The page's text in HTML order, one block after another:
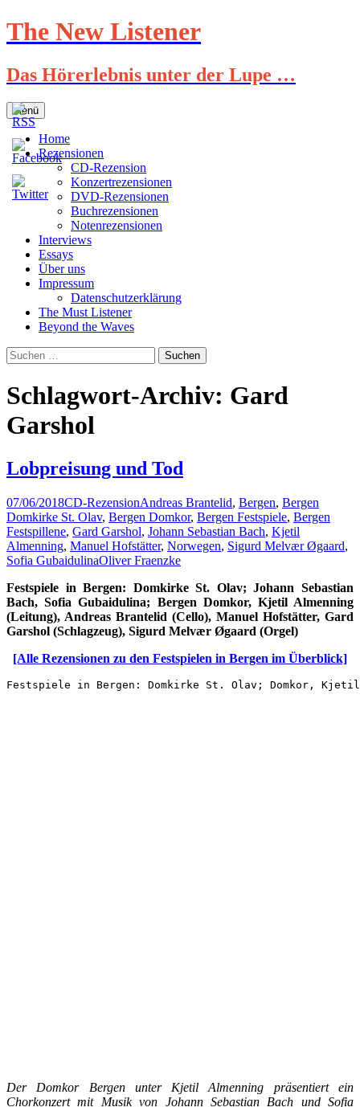
Zum
Inhalt
The New Listener
Das Hörerlebnis unter der Lupe …
Menü
Home
Rezensionen
CD-Rezension
Konzertrezensionen
DVD-Rezensionen
Buchrezensionen
Notenrezensionen
Interviews
Essays
Über uns
Impressum
Datenschutzerklärung
The Must Listener
Beyond the Waves
Suchen
nach:
Schlagwort-Archiv: Gard
Garshol
Lobpreisung und Tod
07/06/2018CD-RezensionAndreas Brantelid, Bergen, Bergen
Domkirke St. Olav, Bergen Domkor, Bergen Festspiele, Bergen
Festspillene, Gard Garshol, Johann Sebastian Bach, Kjetil
Almenning, Manuel Hofstätter, Norwegen, Sigurd Melvær Øgaard,
Sofia GubaidulinaOliver Fraenzke
Festspiele in Bergen: Domkirke St. Olav; Johann Sebastian
Bach, Sofia Gubaidulina; Bergen Domkor, Kjetil Almenning
(Leitung), Andreas Brantelid (Cello), Manuel Hofstätter, Gard
Garshol (Schlagzeug), Sigurd Melvær Øgaard (Orgel)
[Alle Rezensionen zu den Festspielen in Bergen im Überblick]
Festspiele in Bergen: Domkirke St. Olav; Domkor,
Der Domkor Bergen unter Kjetil Almenning präsentiert ein
Chorkonzert mit Musik von Johann Sebastian Bach und Sofia